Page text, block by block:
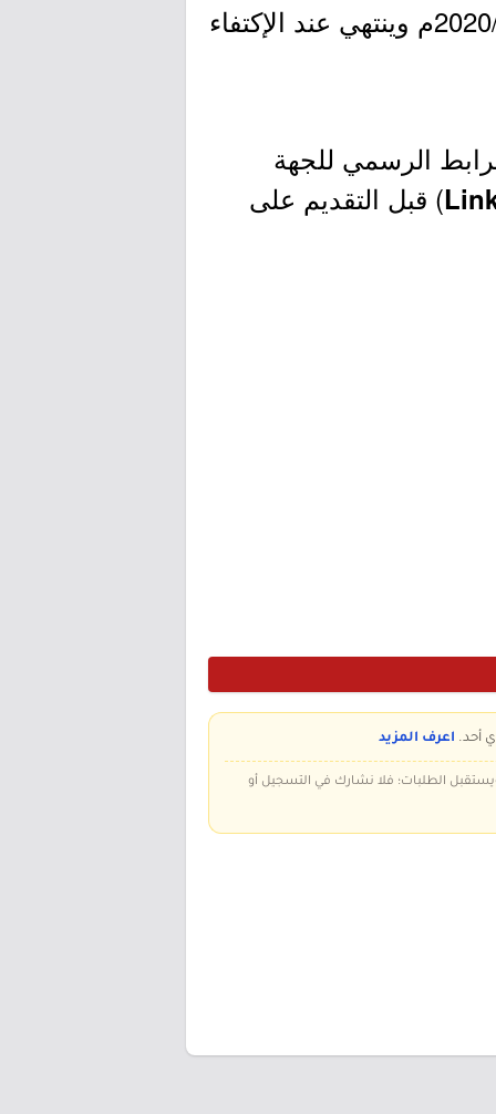
- التقديم مُتاح الآن بدأ اليوم الأربعاء بتاريخ 1442/01/28هـ الموافق 2020/09/16م وينتهي عند الإكتفاء
الرسمي للجهة
) قبل التقديم على
أحد. اعرف المزيد
الطلبات؛ فلا نشارك في التسجيل أو